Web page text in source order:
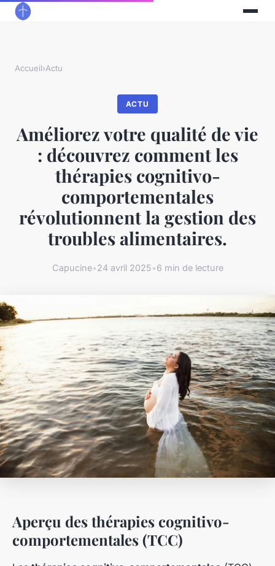
Accueil›Actu
ACTU
Améliorez votre qualité de vie
: découvrez comment les
thérapies cognitivo-
comportementales
révolutionnent la gestion des
troubles alimentaires.
Capucine•24 avril 2025•6 min de lecture
Aperçu des thérapies cognitivo-
comportementales (TCC)